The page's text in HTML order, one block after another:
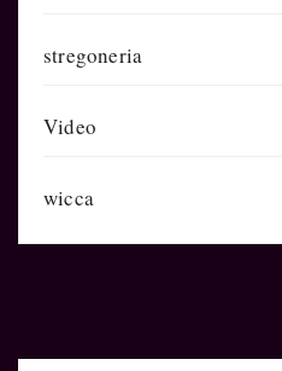
stregoneria
Video
wicca